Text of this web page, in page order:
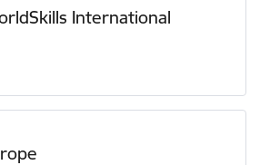
International